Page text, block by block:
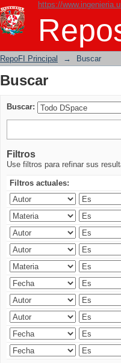
https://
Buscar
RepoFI Principal → Buscar
Buscar
Buscar:
Filtros
Use filtros para refinar sus
Filtros actuales: